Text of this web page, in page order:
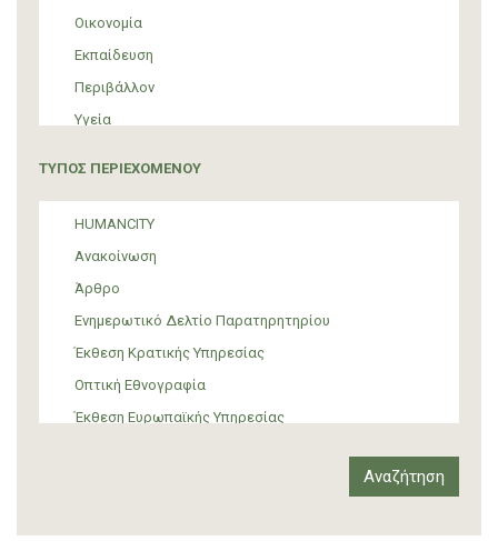
Οικονομία
Εκπαίδευση
Περιβάλλον
Υγεία
ΜΜΕ
Θεσμικές ρυθμίσεις
Υποστήριξη Προσφύγων και Μεταναστών
Υλικός πολιτισμός
Τέχνη
ΤΥΠΟΣ ΠΕΡΙΕΧΟΜΕΝΟΥ
HUMANCITY
Ανακοίνωση
Άρθρο
Ενημερωτικό Δελτίο Παρατηρητηρίου
Έκθεση Κρατικής Υπηρεσίας
Οπτική Εθνογραφία
Έκθεση Ευρωπαϊκής Υπηρεσίας